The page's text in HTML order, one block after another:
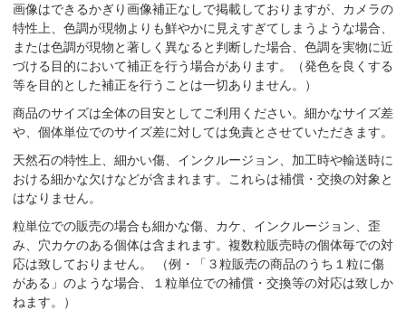
画像はできるかぎり画像補正なしで掲載しておりますが、カメラの
特性上、色調が現物よりも鮮やかに見えすぎてしまうような場合、
または色調が現物と著しく異なると判断した場合、色調を実物に近
づける目的において補正を行う場合があります。（発色を良くする
等を目的とした補正を行うことは一切ありません。）
商品のサイズは全体の目安としてご利用ください。細かなサイズ差
や、個体単位でのサイズ差に対しては免責とさせていただきます。
天然石の特性上、細かい傷、インクルージョン、加工時や輸送時に
おける細かな欠けなどが含まれます。これらは補償・交換の対象と
はなりません。
粒単位での販売の場合も細かな傷、カケ、インクルージョン、歪
み、穴カケのある個体は含まれます。複数粒販売時の個体毎での対
応は致しておりません。 （例・「３粒販売の商品のうち１粒に傷
がある」のような場合、１粒単位での補償・交換等の対応は致しか
ねます。）